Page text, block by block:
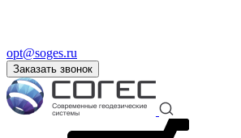
opt@soges.ru
Заказать звонок